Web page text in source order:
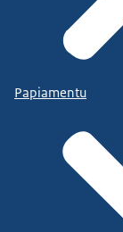
Papiamentu